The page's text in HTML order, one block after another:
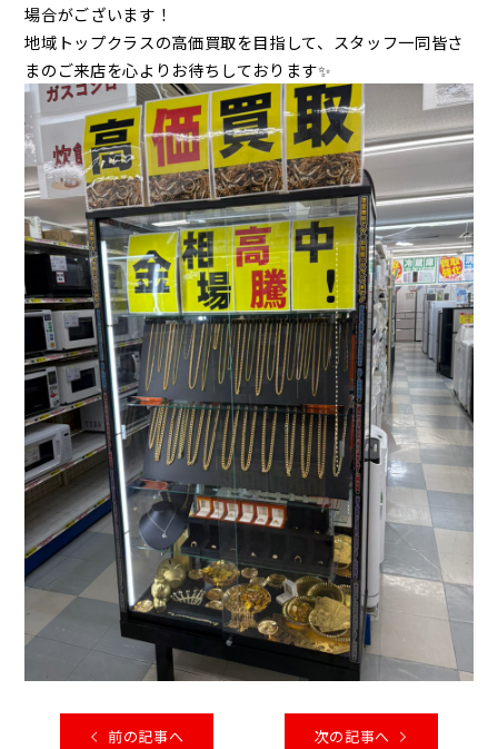
場合がございます！
地域トップクラスの高価買取を目指して、スタッフ一同皆さ
まのご来店を心よりお待ちしております✨
前の記事へ 次の記事へ